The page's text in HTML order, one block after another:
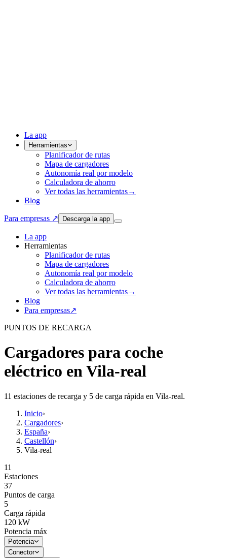
La app
Herramientas
Planificador de rutas
Mapa de cargadores
Autonomía real por modelo
Calculadora de ahorro
Ver todas las herramientas→
Blog
Para empresas ↗ Descarga la app
La app
Herramientas
Planificador de rutas
Mapa de cargadores
Autonomía real por modelo
Calculadora de ahorro
Ver todas las herramientas→
Blog
Para empresas↗
PUNTOS DE RECARGA
Cargadores para coche
eléctrico en Vila-real
11 estaciones de recarga y 5 de carga rápida en Vila-real.
Inicio›
Cargadores›
España›
Castellón›
Vila-real
11
Estaciones
37
Puntos de carga
5
Carga rápida
120 kW
Potencia máx
Potencia
Conector